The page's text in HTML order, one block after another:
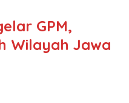
GPM,
Wilayah Jawa